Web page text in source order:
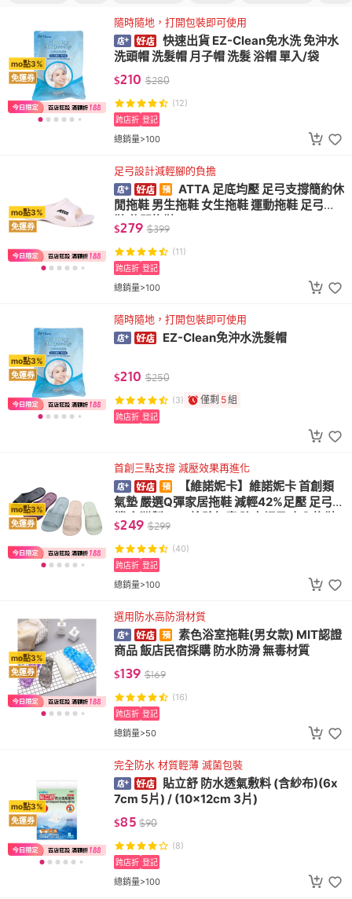
mo點3%
免運券
隨時隨地，打開包裝即可使用
快速出貨 EZ-Clean免水洗 免沖水
洗頭帽 洗髮帽 月子帽 洗髮 浴帽 單入/袋
$210 $280
(12)
總銷量>100
跨店折 登記
mo點3%
免運券
足弓設計減輕腳的負擔
ATTA 足底均壓 足弓支撐簡約休
閒拖鞋 男生拖鞋 女生拖鞋 運動拖鞋 足弓拖
鞋 休閒拖鞋
$279 $399
(11)
總銷量>100
跨店折 登記
mo點3%
免運券
隨時隨地，打開包裝即可使用
EZ-Clean免沖水洗髮帽
$210 $250
(3) 僅剩 5組
跨店折 登記
mo點3%
免運券
首創三點支撐 減壓效果再進化
【維諾妮卡】維諾妮卡 首創類
氣墊 嚴選Q彈家居拖鞋 減輕42%足壓 足弓支
撐 台灣製 SGS檢驗無毒 防水輕量 室內拖鞋
$249 $299
(40)
總銷量>100
跨店折 登記
mo點3%
免運券
選用防水高防滑材質
素色浴室拖鞋(男女款) MIT認證
商品 飯店民宿採購 防水防滑 無毒材質
$139 $169
(16)
總銷量>50
跨店折 登記
mo點3%
免運券
完全防水 材質輕薄 滅菌包裝
貼立舒 防水透氣敷料 (含紗布)(6x
7cm 5片) / (10x12cm 3片)
$85 $90
(8)
總銷量>100
跨店折 登記